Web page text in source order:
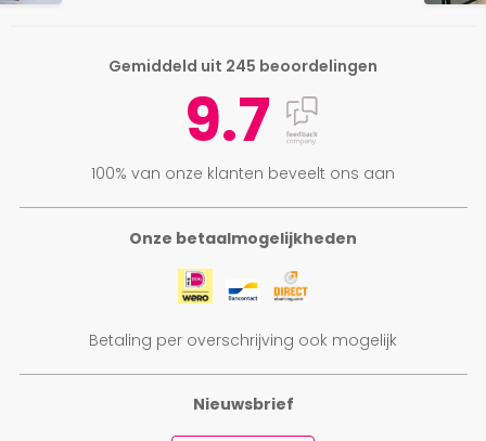
Onze betaalmogelijkheden
Betaling per overschrijving ook mogelijk
Gemiddeld uit 245 beoordelingen
9.7
100% van onze klanten beveelt ons aan
Nieuwsbrief